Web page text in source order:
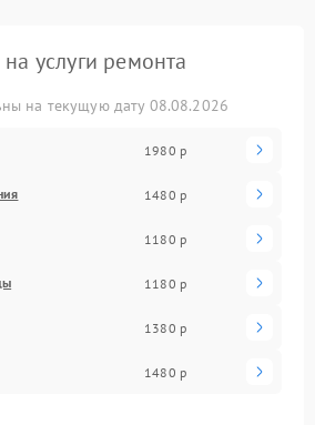
услуги ремонта
на текущую дату 08.08.2026
1980 р
1480 р
1180 р
1180 р
1380 р
1480 р